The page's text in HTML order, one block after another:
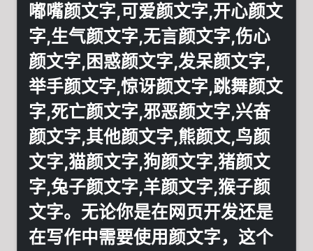
嘟嘴颜文字,可爱颜文字,开心颜文
字,生气颜文字,无言颜文字,伤心
颜文字,困惑颜文字,发呆颜文字,
举手颜文字,惊讶颜文字,跳舞颜文
字,死亡颜文字,邪恶颜文字,兴奋
颜文字,其他颜文字,熊颜文,鸟颜
文字,猫颜文字,狗颜文字,猪颜文
字,兔子颜文字,羊颜文字,猴子颜
文字。无论你是在网页开发还是
在写作中需要使用颜文字，这个